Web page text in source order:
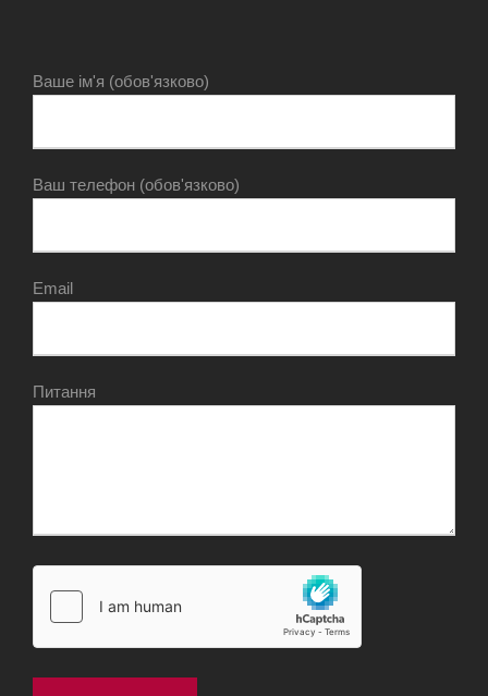
Ваше ім'я (обов'язково)
Ваш телефон (обов'язково)
Email
Питання